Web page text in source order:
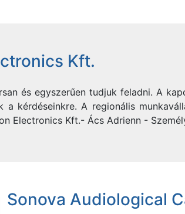
Kft.
és egyszerűen tudjuk feladni. A
a kérdéseinkre. A regionális
Electronics Kft.- Ács Adrienn -
Sonova Audiological